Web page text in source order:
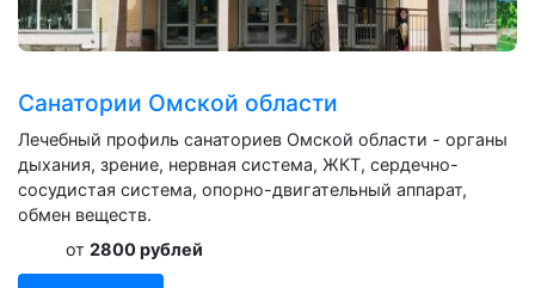
Санатории Омской области
Лечебный профиль санаториев Омской области - органы
дыхания, зрение, нервная система, ЖКТ, сердечно-
сосудистая система, опорно-двигательный аппарат,
обмен веществ.
от 2800 рублей